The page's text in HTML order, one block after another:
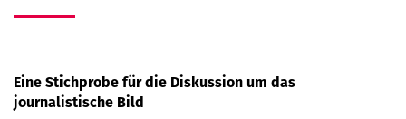
Eine Stichprobe für die Diskussion um das
journalistische Bild